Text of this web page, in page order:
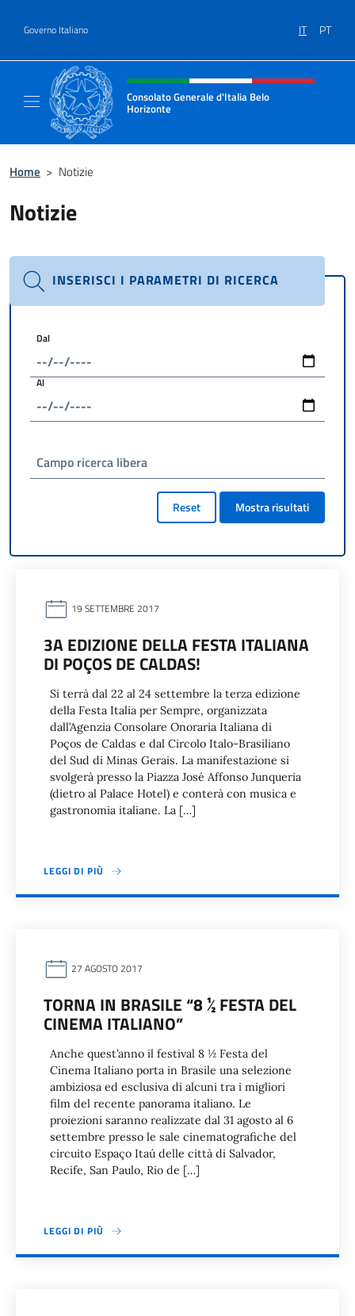
Governo Italiano IT PT
Intestazione sito, social e menù
Consolato Generale d'Italia Belo
Horizonte
Home > Notizie
Notizie
INSERISCI I PARAMETRI DI RICERCA
Dal
Al
Campo ricerca libera
Reset Mostra risultati
19 SETTEMBRE 2017
3A EDIZIONE DELLA FESTA ITALIANA
DI POÇOS DE CALDAS!
Si terrà dal 22 al 24 settembre la terza edizione
della Festa Italia per Sempre, organizzata
dall’Agenzia Consolare Onoraria Italiana di
Poços de Caldas e dal Circolo Italo-Brasiliano
del Sud di Minas Gerais. La manifestazione si
svolgerà presso la Piazza José Affonso Junqueria
(dietro al Palace Hotel) e conterà con musica e
gastronomia italiane. La […]
LEGGI DI PIÙ
27 AGOSTO 2017
TORNA IN BRASILE “8 ½ FESTA DEL
CINEMA ITALIANO”
Anche quest’anno il festival 8 ½ Festa del
Cinema Italiano porta in Brasile una selezione
ambiziosa ed esclusiva di alcuni tra i migliori
film del recente panorama italiano. Le
proiezioni saranno realizzate dal 31 agosto al 6
settembre presso le sale cinematografiche del
circuito Espaço Itaú delle città di Salvador,
Recife, San Paulo, Rio de […]
LEGGI DI PIÙ